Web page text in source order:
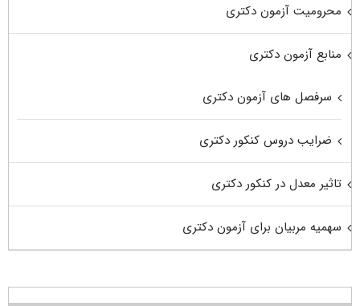
محرومیت آزمون دکتری
منابع آزمون دکتری
سرفصل های آزمون دکتری
ضرایب دروس کنکور دکتری
تاثیر معدل در کنکور دکتری
سهمیه مربیان برای آزمون دکتری